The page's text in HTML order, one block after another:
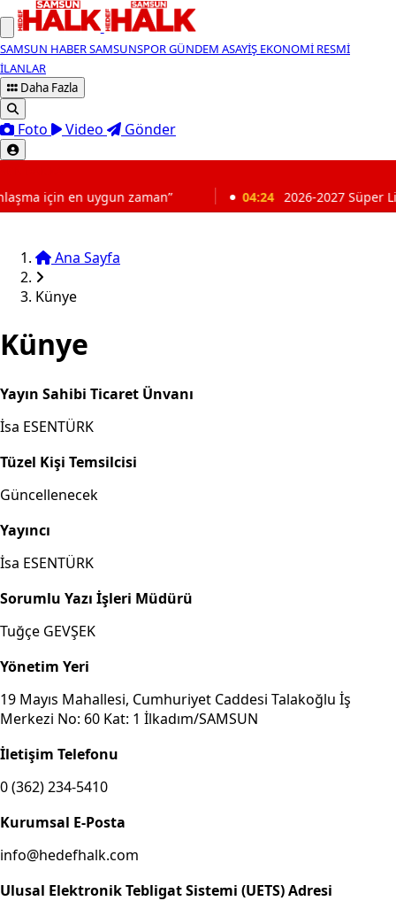
SAMSUN HABERSAMSUNSPORGÜNDEM ASAYİŞ EKONOMİ RESMİ
İLANLAR
Daha Fazla
Foto Video Gönder
04:24 2026-2027 Süper Lig ne zaman başlıyor?
Ana Sayfa
Künye
Künye
Yayın Sahibi Ticaret Ünvanı
İsa ESENTÜRK
Tüzel Kişi Temsilcisi
Güncellenecek
Yayıncı
İsa ESENTÜRK
Sorumlu Yazı İşleri Müdürü
Tuğçe GEVŞEK
Yönetim Yeri
19 Mayıs Mahallesi, Cumhuriyet Caddesi Talakoğlu İş
Merkezi No: 60 Kat: 1 İlkadım/SAMSUN
İletişim Telefonu
0 (362) 234-5410
Kurumsal E-Posta
info@hedefhalk.com
Ulusal Elektronik Tebligat Sistemi (UETS) Adresi